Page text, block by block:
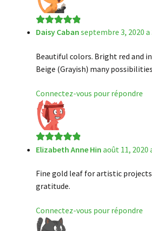
Note5sur 5
Daisy Caban septembre 3, 2020 a
Beautiful colors. Bright red and
Beige (Grayish) many
Connectez-vous pour répondre
Note5sur 5
Elizabeth Anne Hin août 11, 2020
Fine gold leaf for artistic
gratitude.
Connectez-vous pour répondre